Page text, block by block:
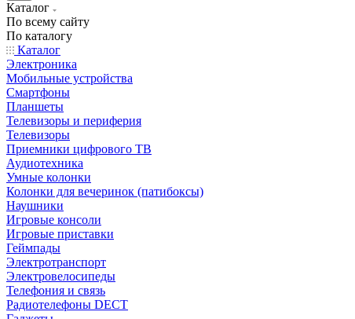
Каталог
По всему сайту
По каталогу
Каталог
Электроника
Мобильные устройства
Смартфоны
Планшеты
Телевизоры и периферия
Телевизоры
Приемники цифрового ТВ
Аудиотехника
Умные колонки
Колонки для вечеринок (патибоксы)
Наушники
Игровые консоли
Игровые приставки
Геймпады
Электротранспорт
Электровелосипеды
Телефония и связь
Радиотелефоны DECT